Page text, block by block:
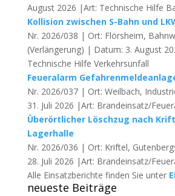
August 2026 |Art: Technische Hilfe
Kollision zwischen S-Bahn und
Nr. 2026/038 | Ort: Flörsheim,
(Verlängerung) | Datum: 3. August
Technische Hilfe Verkehrsunfall
Feueralarm
Nr. 2026/037 | Ort: Weilbach,
31. Juli 2026 |Art: Brandeinsatz/
Überörtlicher Löschzug nach
Lagerhalle
Nr. 2026/036 | Ort: Kriftel,
28. Juli 2026 |Art: Brandeinsatz/
Alle Einsatzberichte finden Sie unter
neueste Beiträge